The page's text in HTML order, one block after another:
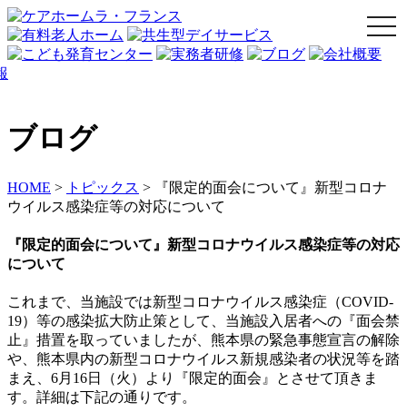
ブログ
HOME > トピックス >
『限定的面会について』新型コロナ
ウイルス感染症等の対応について
『限定的面会について』新型コロナウイルス感染症等の対応
について
これまで、当施設では新型コロナウイルス感染症（COVID-
19）等の感染拡大防止策として、当施設入居者への『面会禁
止』措置を取っていましたが、熊本県の緊急事態宣言の解除
や、熊本県内の新型コロナウイルス新規感染者の状況等を踏
まえ、6月16日（火）より『限定的面会』とさせて頂きま
す。詳細は下記の通りです。